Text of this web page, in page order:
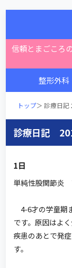
信頼とまごころ
整形外
トップ＞ 診療日記
診療日記
1日
単純性股関節炎
4-6才の学童期
です。原因はよ
疾患のあとで発
す。